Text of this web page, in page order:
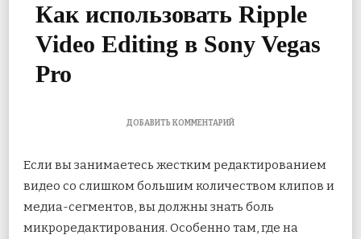
Как использовать Ripple
Video Editing в Sony Vegas
Pro
ДОБАВИТЬ КОММЕНТАРИЙК
ИСПОЛЬЗОВАТЬ
VIDEO
EDITING
SONY
Если вы занимаетесь жестким редактированием
видео со слишком большим количеством клипов и
медиа-сегментов, вы должны знать боль
микроредактирования. Особенно там, где на